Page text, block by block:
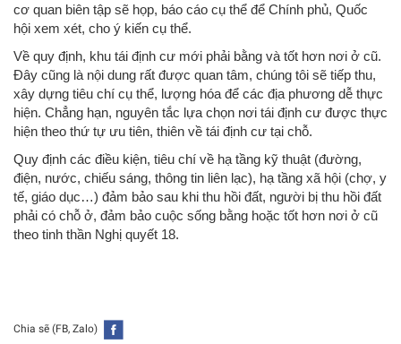
cơ quan biên tập sẽ họp, báo cáo cụ thể để Chính phủ, Quốc
hội xem xét, cho ý kiến ​​cụ thể.
Về quy định, khu tái định cư mới phải bằng và tốt hơn nơi ở cũ.
Đây cũng là nội dung rất được quan tâm, chúng tôi sẽ tiếp thu,
xây dựng tiêu chí cụ thể, lượng hóa để các địa phương dễ thực
hiện. Chẳng hạn, nguyên tắc lựa chọn nơi tái định cư được thực
hiện theo thứ tự ưu tiên, thiên về tái định cư tại chỗ.
Quy định các điều kiện, tiêu chí về hạ tầng kỹ thuật (đường,
điện, nước, chiếu sáng, thông tin liên lạc), hạ tầng xã hội (chợ, y
tế, giáo dục…) đảm bảo sau khi thu hồi đất, người bị thu hồi đất
phải có chỗ ở, đảm bảo cuộc sống bằng hoặc tốt hơn nơi ở cũ
theo tinh thần Nghị quyết 18.
Chia sẽ (FB, Zalo)